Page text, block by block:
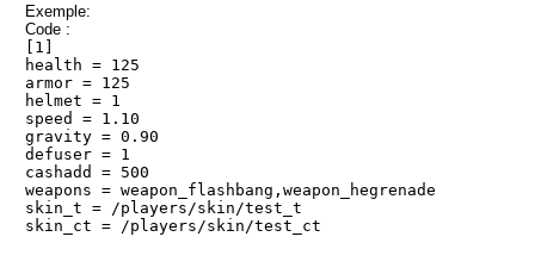
Exemple:
Code :
[1]
health = 125
armor = 125
helmet = 1
speed = 1.10
gravity = 0.90
defuser = 1
cashadd = 500
weapons = weapon_flashbang,weapon_hegrenade
skin_t = /players/skin/test_t
skin_ct = /players/skin/test_ct